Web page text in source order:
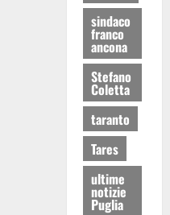
sindaco
franco
ancona
Stefano
Coletta
taranto
Tares
ultime
notizie
Puglia